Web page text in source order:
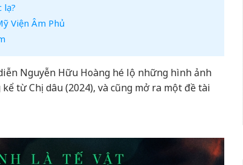
lạ?
Viện Âm Phủ
Nguyễn Hữu Hoàng hé lộ những hình ảnh
từ Chị dâu (2024), và cũng mở ra một đề tài